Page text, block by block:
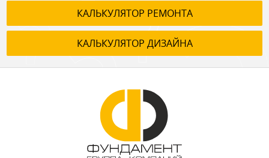
КАЛЬКУЛЯТОР РЕМОНТА
КАЛЬКУЛЯТОР ДИЗАЙНА